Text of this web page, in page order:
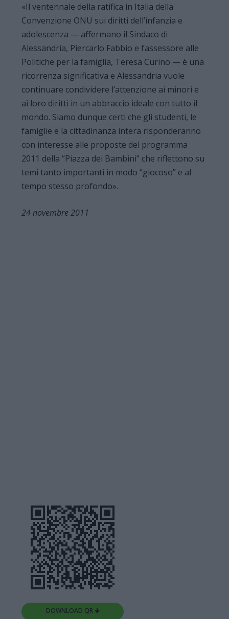
«Il ventennale della ratifica in Italia della
Convenzione ONU sui diritti dell’infanzia e
adolescenza — affermano il Sindaco di
Alessandria, Piercarlo Fabbio e l’assessore alle
Politiche per la famiglia, Teresa Curino — è una
ricorrenza significativa e Alessandria vuole
continuare condividere l’attenzione ai minori e
ai loro diritti in un abbraccio ideale con tutto il
mondo. Siamo dunque certi che gli studenti, le
famiglie e la cittadinanza intera risponderanno
con interesse alle proposte del programma
2011 della “Piazza dei Bambini” che riflettono su
temi tanto importanti in modo “giocoso” e al
tempo stesso profondo».
24 novembre 2011
DOWNLOAD QR 🠋